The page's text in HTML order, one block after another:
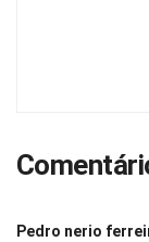
Pedro nerio